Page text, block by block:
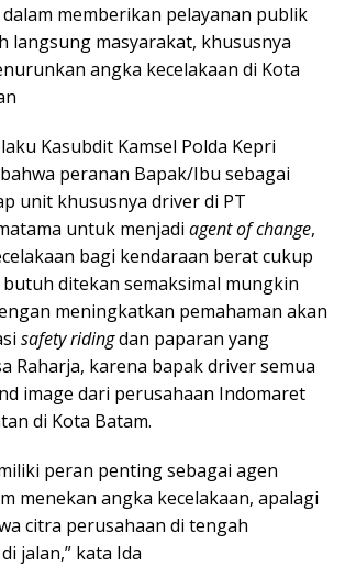
memberikan pelayanan publik
langsung masyarakat, khususnya
angka kecelakaan di Kota
Kasubdit Kamsel Polda Kepri
peranan Bapak/Ibu sebagai
unit khususnya driver di PT
untuk menjadi agent of change,
bagi kendaraan berat cukup
ditekan semaksimal mungkin
meningkatkan pemahaman akan
safety ridingdan paparan yang
Raharja, karena bapak driver semua
image dari perusahaan Indomaret
di Kota Batam.
peran penting sebagai agen
menekan angka kecelakaan, apalagi
citra perusahaan di tengah
jalan,” kata Ida